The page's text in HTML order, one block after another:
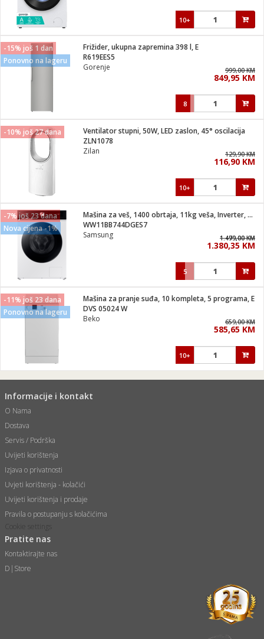
10+
-15% još 1 dan
Ponovno na lageru
Frižider, ukupna zapremina 398 l, E
R619EES5
Gorenje
999,00 KM
849,95 KM
8
-10% još 27 dana
Ventilator stupni, 50W, LED zaslon, 45° oscilacija
ZLN1078
Zilan
129,90 KM
116,90 KM
10+
-7% još 23 dana
Nova cijena -1%
Mašina za veš, 1400 obrtaja, 11kg veša, Inverter, WiFi, A
WW11BB744DGES7
Samsung
1.499,00 KM
1.479,00 KM
1.380,35 KM
5
-11% još 23 dana
Ponovno na lageru
Mašina za pranje suđa, 10 kompleta, 5 programa, E
DVS 05024 W
Beko
659,00 KM
585,65 KM
10+
Informacije i kontakt
O Nama
Dostava
Servis / Podrška
Uvijeti korištenja
Izjava o privatnosti
Uvjeti korištenja - kolačići
Uvijeti korištenja i prodaje
Pravila o postupanju s kolačićima
Cookie settings
Pratite nas
Kontaktirajte nas
D|Store